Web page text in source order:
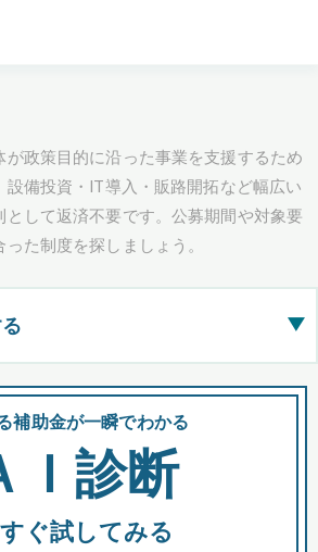
政策目的に沿った事業を支援するため
設備投資・IT導入・販路開拓など幅広い
して返済不要です。公募期間や対象要
た制度を探しましょう。
▶
を含めて表示
補助金が一瞬でわかる
Ｉ診断
ぐ試してみる